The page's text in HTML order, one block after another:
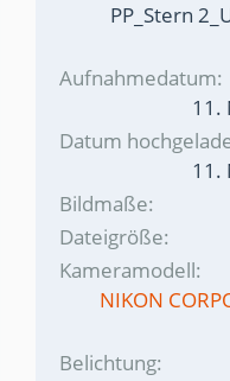
PP_Stern
Aufnahmedatum
11.
Datum
11.
Bildmaße
Dateigröße
Kameramodell
NIKON
Belichtung